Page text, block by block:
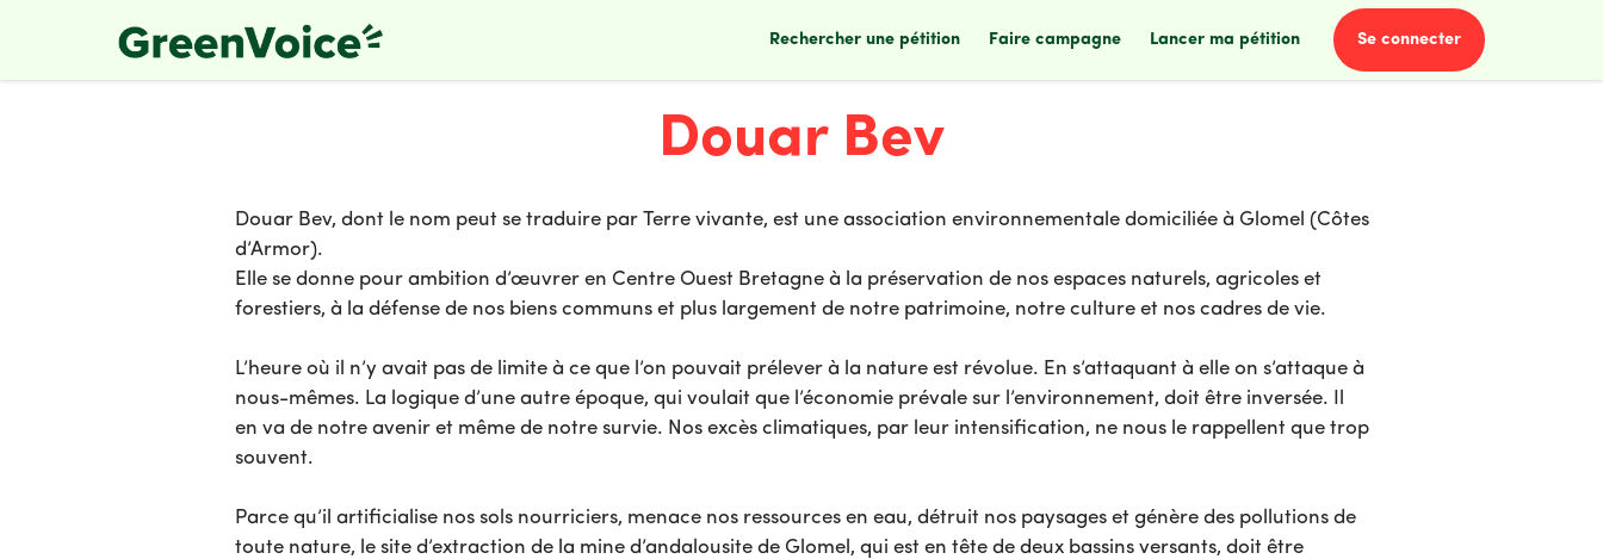
rechercher une pétition faire campagne lancer ma pétition se connecter
Douar Bev
Douar Bev, dont le nom peut se traduire par Terre vivante, est une association environnementale domiciliée à Glomel (Côtes
d’Armor).
Elle se donne pour ambition d’œuvrer en Centre Ouest Bretagne à la préservation de nos espaces naturels, agricoles et
forestiers, à la défense de nos biens communs et plus largement de notre patrimoine, notre culture et nos cadres de vie.
L’heure où il n’y avait pas de limite à ce que l’on pouvait prélever à la nature est révolue. En s’attaquant à elle on s’attaque à
nous-mêmes. La logique d’une autre époque, qui voulait que l’économie prévale sur l’environnement, doit être inversée. Il
en va de notre avenir et même de notre survie. Nos excès climatiques, par leur intensification, ne nous le rappellent que trop
souvent.
Parce qu’il artificialise nos sols nourriciers, menace nos ressources en eau, détruit nos paysages et génère des pollutions de
toute nature, le site d’extraction de la mine d’andalousite de Glomel, qui est en tête de deux bassins versants, doit être